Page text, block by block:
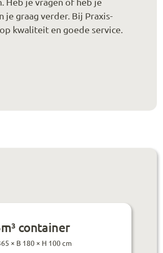
je graag verder. Bij Praxis-
kwaliteit en goede service.
container
× B 180 × H 100 cm